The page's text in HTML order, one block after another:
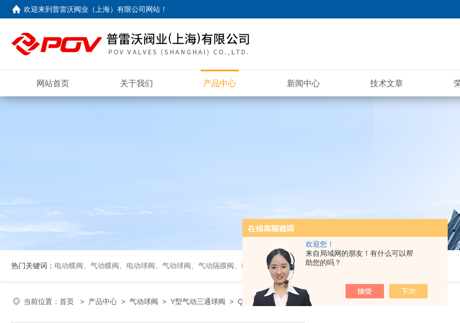
欢迎您！
来自局域网的朋友！有什么可以帮
助您的吗？
欢迎来到普雷沃阀业（上海）有限公司网站 ！
网站首页 关于我们 产品中心 新闻中心 技术文章
热门关键词： 电动蝶阀、气动蝶阀、电动球阀、气动球阀、气动隔膜阀、电磁阀、调节阀、气动角座阀
当前位置： 首页 > 产品中心 > 气动球阀 > Y型气动三通球阀 > Q641fY型三通球阀120度